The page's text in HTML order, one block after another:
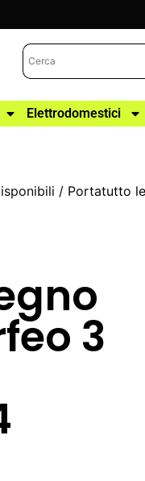
Elettrodomestici
/ Portatutto
3